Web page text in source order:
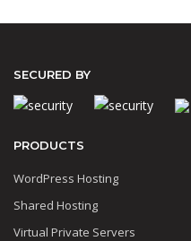
SECURED BY
PRODUCTS
WordPress Hosting
Shared Hosting
Virtual Private Servers